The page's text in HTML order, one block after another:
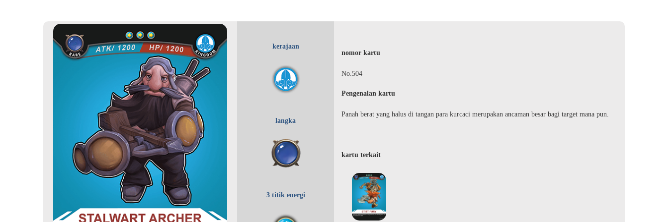
kerajaan
langka
3 titik energi
nomor kartu
No.504
Pengenalan kartu
Panah berat yang halus di tangan para kurcaci merupakan ancaman besar bagi target mana pun.
kartu terkait